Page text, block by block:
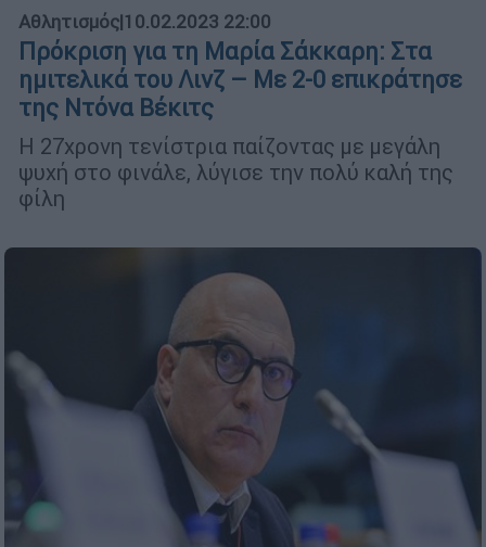
Αθλητισμός|10.02.2023 22:00
Πρόκριση για τη Μαρία Σάκκαρη: Στα
ημιτελικά του Λινζ – Με 2-0 επικράτησε
της Ντόνα Βέκιτς
Η 27χρονη τενίστρια παίζοντας με μεγάλη
ψυχή στο φινάλε, λύγισε την πολύ καλή της
φίλη